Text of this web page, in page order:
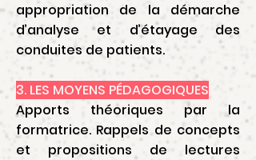
appropriation de la démarche
d’analyse et d’étayage des
conduites de patients.
3. LES MOYENS PÉDAGOGIQUES
Apports théoriques par la
formatrice. Rappels de concepts
et propositions de lectures